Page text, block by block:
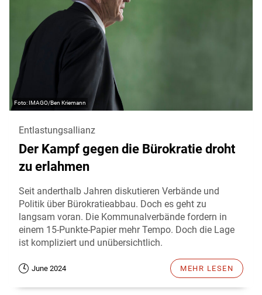
IMAGO/Ben Kriemann
Entlastungsallianz
Der Kampf gegen die Bürokratie droht
zu erlahmen
Seit anderthalb Jahren diskutieren Verbände und
Politik über Bürokratieabbau. Doch es geht zu
langsam voran. Die Kommunalverbände fordern in
einem 15-Punkte-Papier mehr Tempo. Doch die Lage
ist kompliziert und unübersichtlich.
June 2024 MEHR LESEN